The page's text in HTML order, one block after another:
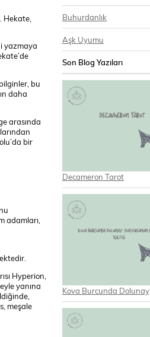
Hekate,
yazmaya
bu
daha
arasında
bir
adamları,
Hyperion,
yanına
meşale
Buhurdanlık
Aşk Uyumu
Son Blog Yazıları
Decameron Tarot
Kova Burcunda Dolunay